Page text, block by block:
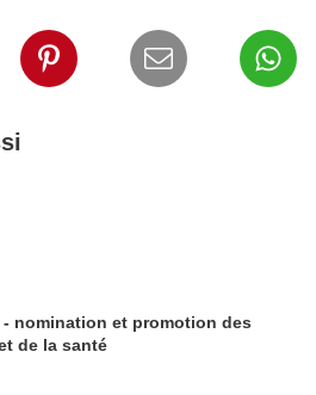
nomination et promotion des
de la santé